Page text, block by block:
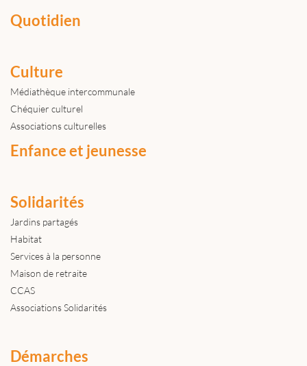
Quotidien
Culture
Médiathèque intercommunale
Chéquier culturel
Associations culturelles
Enfance et jeunesse
Solidarités
Jardins partagés
Habitat
Services à la personne
Maison de retraite
CCAS
Associations Solidarités
Démarches